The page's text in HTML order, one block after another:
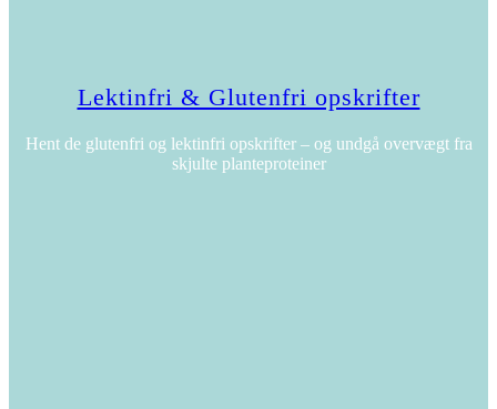
Lektinfri & Glutenfri opskrifter
Hent de glutenfri og lektinfri opskrifter – og undgå overvægt fra
skjulte planteproteiner